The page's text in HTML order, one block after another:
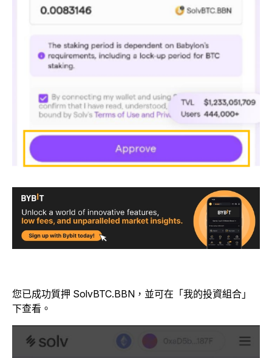
您已成功質押 SolvBTC.BBN，並可在「我的投資組合」
下查看。